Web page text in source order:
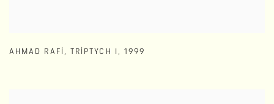
AHMAD RAFI , TRIPTYCH I , 1999